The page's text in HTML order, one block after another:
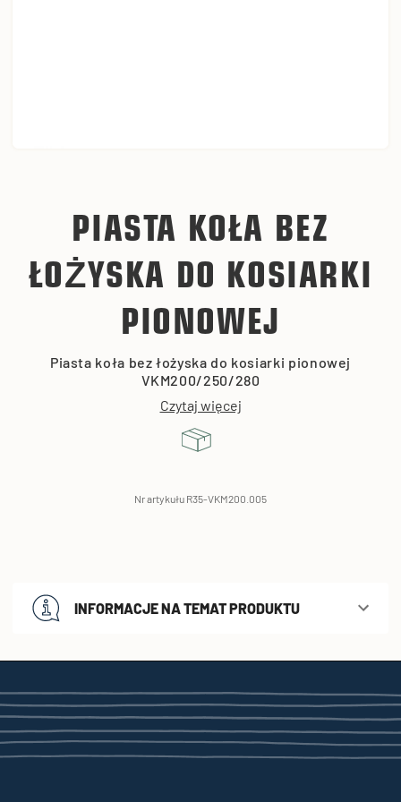
PIASTA KOŁA BEZ
ŁOŻYSKA DO KOSIARKI
PIONOWEJ
Piasta koła bez łożyska do kosiarki pionowej
VKM200/250/280
Czytaj więcej
Nr artykułu R35-VKM200.005
INFORMACJE NA TEMAT PRODUKTU